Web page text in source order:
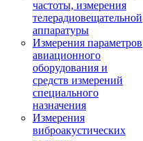
частоты, измерения
телерадиовещательной
аппаратуры
Измерения параметров
авиационного
оборудования и
средств измерений
специального
назначения
Измерения
виброакустических